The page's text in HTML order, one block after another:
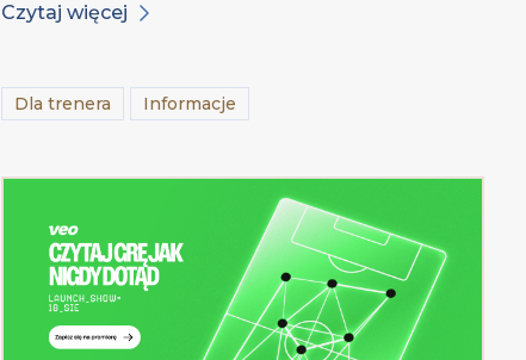
Czytaj więcej
Dla trenera Informacje